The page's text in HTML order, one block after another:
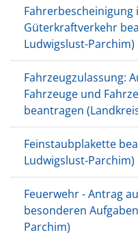
Güterkraftverkehr
Ludwigslust-Parchim)
Fahrzeugzulassung:
Fahrzeuge und
beantragen
Feinstaubplakette
Ludwigslust-Parchim)
Feuerwehr - Antrag
besonderen
Parchim)